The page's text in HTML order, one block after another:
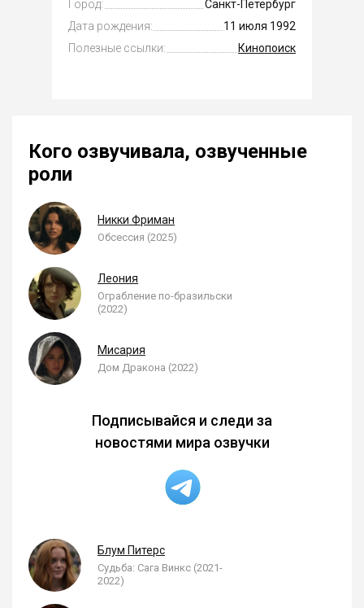
Город:
Санкт-Петербург
Дата рождения:
11 июля 1992
Полезные ссылки:
Кинопоиск
Кого озвучивала, озвученные
роли
Никки Фриман
Обсессия (2025)
Леония
Ограбление по-бразильски
(2022)
Мисария
Дом Дракона (2022)
Подписывайся и следи за
новостями мира озвучки
Блум Питерс
Судьба: Сага Винкс (2021-
2022)